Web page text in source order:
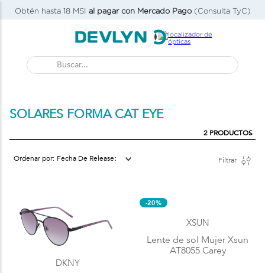
Obtén hasta 18 MSI al pagar con Mercado Pago(Consulta TyC)
Buscar...
SOLARES FORMA CAT EYE
2 PRODUCTOS
Fecha De Release Filtrar
DKNY
-20%
XSUN
Lente de sol Mujer Xsun
AT8055 Carey